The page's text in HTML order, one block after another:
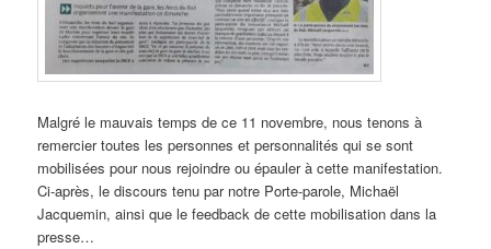
Malgré le mauvais temps de ce 11 novembre, nous tenons à
remercier toutes les personnes et personnalités qui se sont
mobilisées pour nous rejoindre ou épauler à cette manifestation.
Ci-après, le discours tenu par notre Porte-parole, Michaël
Jacquemin, ainsi que le feedback de cette mobilisation dans la
presse…